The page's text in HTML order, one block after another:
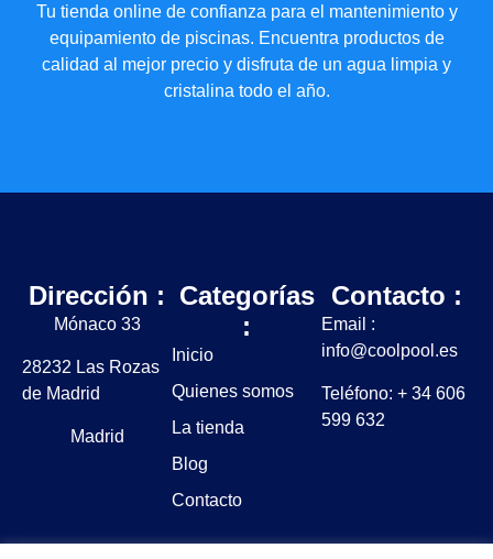
Tu tienda online de confianza para el mantenimiento y
equipamiento de piscinas. Encuentra productos de
calidad al mejor precio y disfruta de un agua limpia y
cristalina todo el año.
Dirección :
Mónaco 33
28232 Las Rozas
de Madrid
Madrid
Categorías
:
Inicio
Quienes somos
La tienda
Blog
Contacto
Contacto :
Email :
info@coolpool.es
Teléfono: + 34 606
599 632